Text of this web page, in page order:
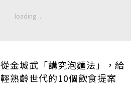
從金城武「講究泡麵法」，給
輕熟齡世代的10個飲食提案